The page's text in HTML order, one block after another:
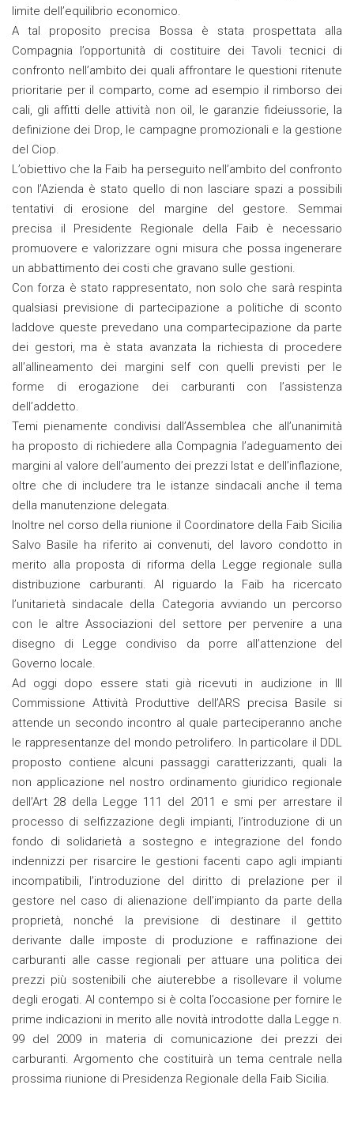
limite dell’equilibrio economico.
A tal proposito precisa Bossa è stata prospettata alla
Compagnia l’opportunità di costituire dei Tavoli tecnici di
confronto nell’ambito dei quali affrontare le questioni ritenute
prioritarie per il comparto, come ad esempio il rimborso dei
cali, gli affitti delle attività non oil, le garanzie fideiussorie, la
definizione dei Drop, le campagne promozionali e la gestione
del Ciop.
L’obiettivo che la Faib ha perseguito nell’ambito del confronto
con l’Azienda è stato quello di non lasciare spazi a possibili
tentativi di erosione del margine del gestore. Semmai
precisa il Presidente Regionale della Faib è necessario
promuovere e valorizzare ogni misura che possa ingenerare
un abbattimento dei costi che gravano sulle gestioni.
Con forza è stato rappresentato, non solo che sarà respinta
qualsiasi previsione di partecipazione a politiche di sconto
laddove queste prevedano una compartecipazione da parte
dei gestori, ma è stata avanzata la richiesta di procedere
all’allineamento dei margini self con quelli previsti per le
forme di erogazione dei carburanti con l’assistenza
dell’addetto.
Temi pienamente condivisi dall’Assemblea che all’unanimità
ha proposto di richiedere alla Compagnia l’adeguamento dei
margini al valore dell’aumento dei prezzi Istat e dell’inflazione,
oltre che di includere tra le istanze sindacali anche il tema
della manutenzione delegata.
Inoltre nel corso della riunione il Coordinatore della Faib Sicilia
Salvo Basile ha riferito ai convenuti, del lavoro condotto in
merito alla proposta di riforma della Legge regionale sulla
distribuzione carburanti. Al riguardo la Faib ha ricercato
l’unitarietà sindacale della Categoria avviando un percorso
con le altre Associazioni del settore per pervenire a una
disegno di Legge condiviso da porre all’attenzione del
Governo locale.
Ad oggi dopo essere stati già ricevuti in audizione in III
Commissione Attività Produttive dell’ARS precisa Basile si
attende un secondo incontro al quale parteciperanno anche
le rappresentanze del mondo petrolifero. In particolare il DDL
proposto contiene alcuni passaggi caratterizzanti, quali la
non applicazione nel nostro ordinamento giuridico regionale
dell’Art 28 della Legge 111 del 2011 e smi per arrestare il
processo di selfizzazione degli impianti, l’introduzione di un
fondo di solidarietà a sostegno e integrazione del fondo
indennizzi per risarcire le gestioni facenti capo agli impianti
incompatibili, l’introduzione del diritto di prelazione per il
gestore nel caso di alienazione dell’impianto da parte della
proprietà, nonché la previsione di destinare il gettito
derivante dalle imposte di produzione e raffinazione dei
carburanti alle casse regionali per attuare una politica dei
prezzi più sostenibili che aiuterebbe a risollevare il volume
degli erogati. Al contempo si è colta l’occasione per fornire le
prime indicazioni in merito alle novità introdotte dalla Legge n.
99 del 2009 in materia di comunicazione dei prezzi dei
carburanti. Argomento che costituirà un tema centrale nella
prossima riunione di Presidenza Regionale della Faib Sicilia.